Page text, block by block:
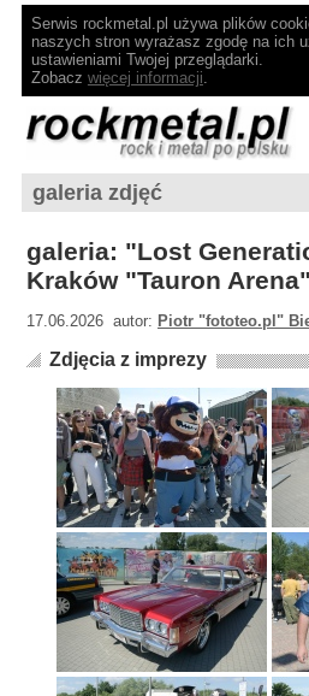
Serwis rockmetal.pl używa plików
naszych stron wyrażasz zgodę na ich
ustawieniami Twojej przeglądarki.
Zobacz więcej informacji.
galeria zdjęć
galeria: "Lost
Kraków "Tauron
17.06.2026 autor: Piotr "fototeo.pl"
Zdjęcia z imprezy